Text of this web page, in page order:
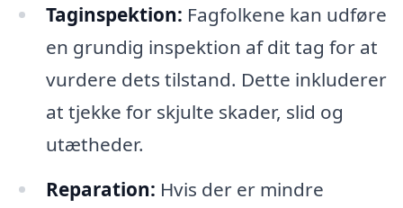
Taginspektion: Fagfolkene kan udføre
en grundig inspektion af dit tag for at
vurdere dets tilstand. Dette inkluderer
at tjekke for skjulte skader, slid og
utætheder.
Reparation: Hvis der er mindre